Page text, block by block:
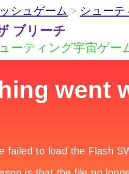
シュゲーム > シューテ
ブリーチ
ーティング宇宙ゲー